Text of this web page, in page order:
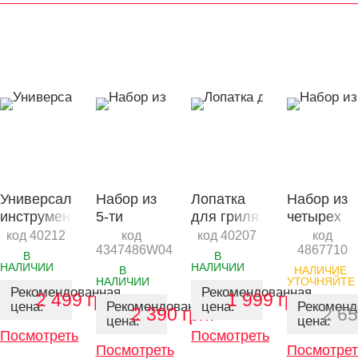
Универсальный
инструмент
для гриля
Louisiana
Grills
код 40212
В
НАЛИЧИИ
Рекомендованная
цена:2 499 грн.
Посмотреть
Набор из
5-ти
инструментов
Char-Broil
код
4347486W04
В
НАЛИЧИИ
Рекомендованная
цена:2 390 грн.
Посмотреть
Лопатка
для гриля
с большой
поверхностью
Louisiana
Grills
код 40207
В
НАЛИЧИИ
Рекомендованная
цена:1 999 грн.
Посмотреть
Набор из
четырех
Char-Broil
Comfort-
Grip
код
4867710
НАЛИЧИЕ
УТОЧНЯЙТЕ
цена:
2